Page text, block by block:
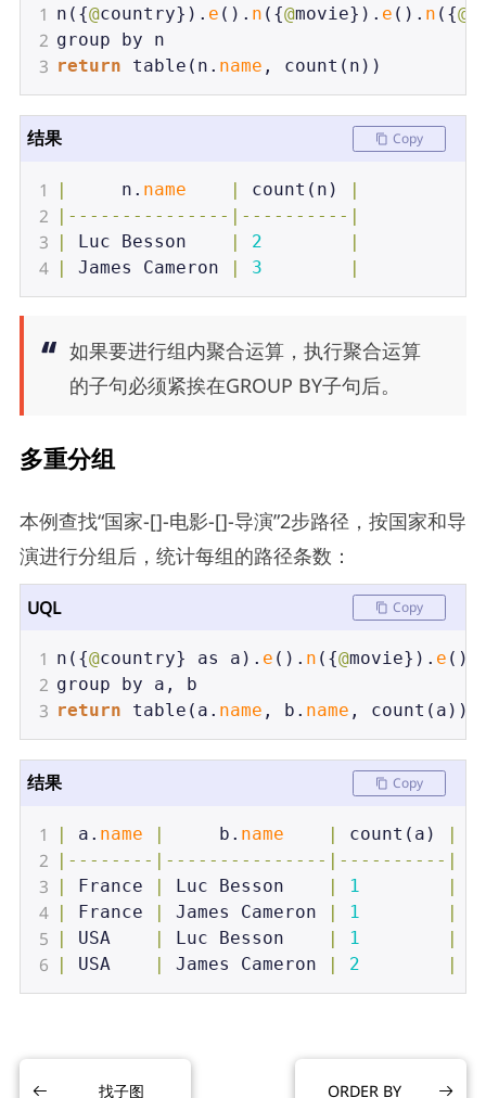
1 n ({@country}). e (). n ({@movie}). e (). n ({@
2 group by n
3 return table ( n . name , count ( n ))
结果 Copy
1 n . name count ( n )
2 |---------------|----------|
3 Luc Besson 2
4 James Cameron 3
如果要进行组内聚合运算，执行聚合运算
的子句必须紧挨在GROUP BY子句后。
多重分组
本例查找“国家-[]-电影-[]-导演”2步路径，按国家和导
演进行分组后，统计每组的路径条数：
UQL Copy
1 n ({@country} as a ). e (). n ({@movie}). e ().
2 group by a , b
3 return table ( a . name , b . name , count ( a ))
结果 Copy
1 a . name b . name count ( a )
2 |--------|---------------|----------|
3 France Luc Besson 1
4 France James Cameron 1
5 USA Luc Besson 1
6 USA James Cameron 2
找子图 ORDER BY